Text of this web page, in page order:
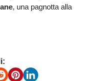
, una pagnotta alla